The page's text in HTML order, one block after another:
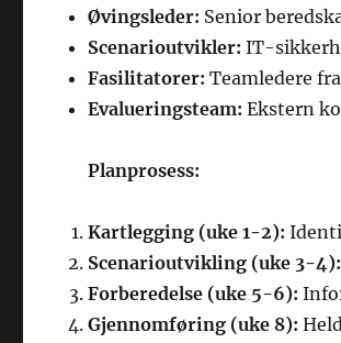
Øvingsleder: Senior
Scenarioutvikler: IT-
Fasilitatorer: Teamledere
Evalueringsteam: Ekstern
Planprosess:
Kartlegging (uke 1-2):
Scenarioutvikling (uke 3-4):
Forberedelse (uke 5-6):
Gjennomføring (uke 8):